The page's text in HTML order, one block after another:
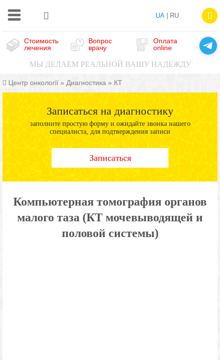
UA| RU
Стоимость
лечения
Вопрос
врачу
Оплата
online
МЫ ДЕЛАЕМ РЕАЛЬНОЙ ВАШУ НАДЕЖДУ
Центр онкології » Диагностика » КТ
Записаться на диагностику
заполните простую форму и ожидайте звонка нашего
специалиста, для подтверждения записи
Записаться
Компьютерная томография органов
малого таза (КТ мочевыводящей и
половой системы)